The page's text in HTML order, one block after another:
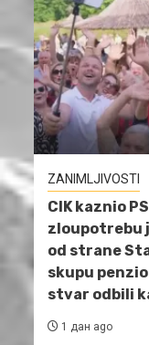
ZANIMLJIVOSTI
CIK kaznio
zloupotrebu
od strane
skupu
stvar odbili
1 дан ago